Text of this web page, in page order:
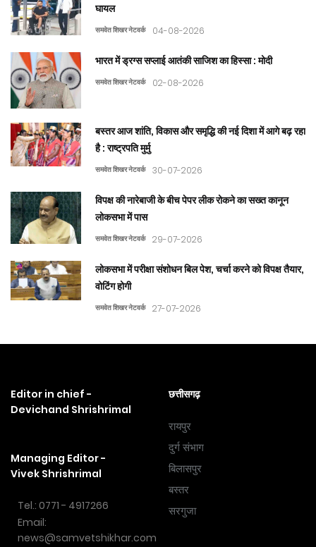
घायल
समवेत शिखर नेटवर्क 04-08-2026
भारत में ड्रग्स सप्लाई आतंकी साजिश का हिस्सा : मोदी
समवेत शिखर नेटवर्क 02-08-2026
बस्तर आज शांति, विकास और समृद्धि की नई दिशा में आगे बढ़ रहा
है : राष्ट्रपति मुर्मु
समवेत शिखर नेटवर्क 30-07-2026
विपक्ष की नारेबाजी के बीच पेपर लीक रोकने का सख्त कानून
लोकसभा में पास
समवेत शिखर नेटवर्क 29-07-2026
लोकसभा में परीक्षा संशोधन बिल पेश, चर्चा करने को विपक्ष तैयार,
वोटिंग होगी
समवेत शिखर नेटवर्क 27-07-2026
Editor in chief -
Devichand Shrishrimal
Managing Editor -
Vivek Shrishrimal
Tel.: 0771 - 4917266
Email:
news@samvetshikhar.com
छत्तीसगढ़
रायपुर
दुर्ग संभाग
बिलासपुर
बस्तर
सरगुजा